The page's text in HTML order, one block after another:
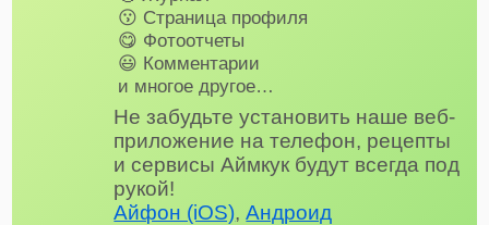
😗 Страница профиля
😋 Фотоотчеты
😃 Комментарии
и многое другое…
Не забудьте установить наше веб-
приложение на телефон, рецепты
и сервисы Аймкук будут всегда под
рукой!
Айфон (iOS),Андроид